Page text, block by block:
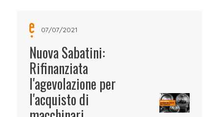
07/07/2021
Nuova Sabatini:
Rifinanziata
l'agevolazione per
l'acquisto di